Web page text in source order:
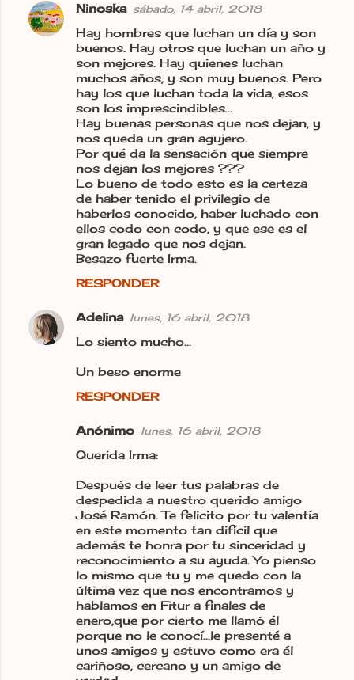
Ninoska sábado, 14 abril, 2018
Hay hombres que luchan un día y son
buenos. Hay otros que luchan un año y
son mejores. Hay quienes luchan
muchos años, y son muy buenos. Pero
hay los que luchan toda la vida, esos
son los imprescindibles...
Hay buenas personas que nos dejan, y
nos queda un gran agujero.
Por qué da la sensación que siempre
nos dejan los mejores ???
Lo bueno de todo esto es la certeza
de haber tenido el privilegio de
haberlos conocido, haber luchado con
ellos codo con codo, y que ese es el
gran legado que nos dejan.
Besazo fuerte Irma.
RESPONDER
Adelina lunes, 16 abril, 2018
Lo siento mucho...
Un beso enorme
RESPONDER
Anónimo lunes, 16 abril, 2018
Querida Irma:
Después de leer tus palabras de
despedida a nuestro querido amigo
José Ramón. Te felicito por tu valentía
en este momento tan difícil que
además te honra por tu sinceridad y
reconocimiento a su ayuda. Yo pienso
lo mismo que tu y me quedo con la
última vez que nos encontramos y
hablamos en Fitur a finales de
enero,que por cierto me llamó él
porque no le conocí...le presenté a
unos amigos y estuvo como era él
cariñoso, cercano y un amigo de